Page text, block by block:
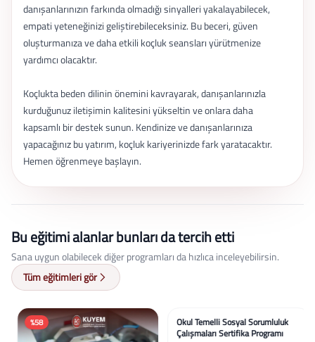
danışanlarınızın farkında olmadığı sinyalleri yakalayabilecek,
empati yeteneğinizi geliştirebileceksiniz. Bu beceri, güven
oluşturmanıza ve daha etkili koçluk seansları yürütmenize
yardımcı olacaktır.
Koçlukta beden dilinin önemini kavrayarak, danışanlarınızla
kurduğunuz iletişimin kalitesini yükseltin ve onlara daha
kapsamlı bir destek sunun. Kendinize ve danışanlarınıza
yapacağınız bu yatırım, koçluk kariyerinizde fark yaratacaktır.
Hemen öğrenmeye başlayın.
Bu eğitimi alanlar bunları da tercih etti
Sana uygun olabilecek diğer programları da hızlıca inceleyebilirsin.
Tüm eğitimleri gör
%58 %58